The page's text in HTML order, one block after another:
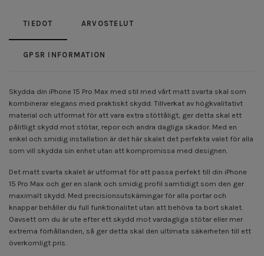
TIEDOT ARVOSTELUT
GPSR INFORMATION
Skydda din iPhone 15 Pro Max med stil med vårt matt svarta skal som
kombinerar elegans med praktiskt skydd. Tillverkat av högkvalitativt
material och utformat för att vara extra stöttåligt, ger detta skal ett
pålitligt skydd mot stötar, repor och andra dagliga skador. Med en
enkel och smidig installation är det här skalet det perfekta valet för alla
som vill skydda sin enhet utan att kompromissa med designen.
Det matt svarta skalet är utformat för att passa perfekt till din iPhone
15 Pro Max och ger en slank och smidig profil samtidigt som den ger
maximalt skydd. Med precisionsutskärningar för alla portar och
knappar behåller du full funktionalitet utan att behöva ta bort skalet.
Oavsett om du är ute efter ett skydd mot vardagliga stötar eller mer
extrema förhållanden, så ger detta skal den ultimata säkerheten till ett
överkomligt pris.